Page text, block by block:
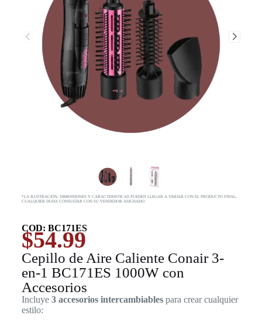
*LA ILUSTRACIÓN, DIMENSIONES Y CARACTERISTICAS PUEDEN LLEGAR A VARIAR CON EL PRODUCTO FINAL,
CUALQUIER DUDA CONSULTAR CON SU VENDEDOR ASIGNADO
COD: BC171ES
$54.99
Cepillo de Aire Caliente Conair 3-
en-1 BC171ES 1000W con
Accesorios
Incluye 3 accesorios intercambiablespara crear cualquier
estilo: